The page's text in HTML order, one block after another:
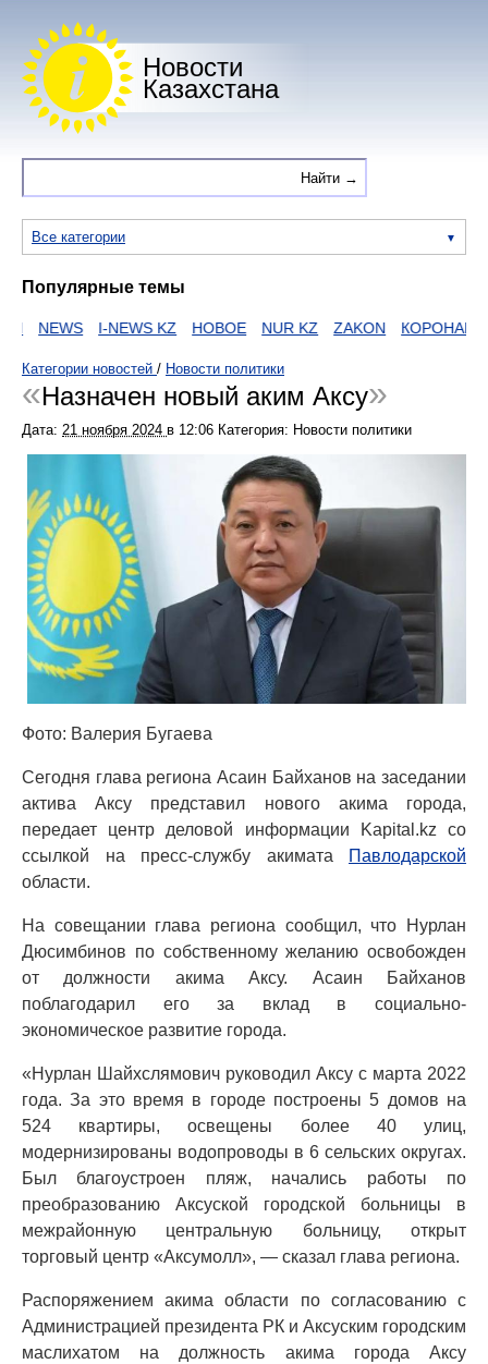
Новости
Казахстана
Все категории
Популярные темы
NEWS I-NEWS KZ НОВОЕ NUR KZ ZAKON
Категории новостей / Новости политики
Назначен новый аким Аксу
Дата: 21 ноября 2024 в 12:06 Категория: Новости политики
Фото: Валерия Бугаева
Сегодня глава региона Асаин Байханов на заседании
актива Аксу представил нового акима города,
передает центр деловой информации Kapital.kz со
ссылкой на пресс-службу акимата
Павлодарской
области.
На совещании глава региона сообщил, что Нурлан
Дюсимбинов по собственному желанию освобожден
от должности акима Аксу. Асаин Байханов
поблагодарил его за вклад в социально-
экономическое развитие города.
«Нурлан Шайхслямович руководил Аксу с марта 2022
года. За это время в городе построены 5 домов на
524 квартиры, освещены более 40 улиц,
модернизированы водопроводы в 6 сельских округах.
Был благоустроен пляж, начались работы по
преобразованию Аксуской городской больницы в
межрайонную центральную больницу, открыт
торговый центр «Аксумолл», — сказал глава региона.
Распоряжением акима области по согласованию с
Администрацией президента РК и Аксуским городским
маслихатом на должность акима города Аксу